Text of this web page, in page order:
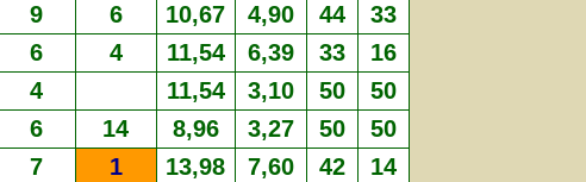
9 6 10,67 4,90 44 33
6 4 11,54 6,39 33 16
4 11,54 3,10 50 50
6 14 8,96 3,27 50 50
7 1 13,98 7,60 42 14